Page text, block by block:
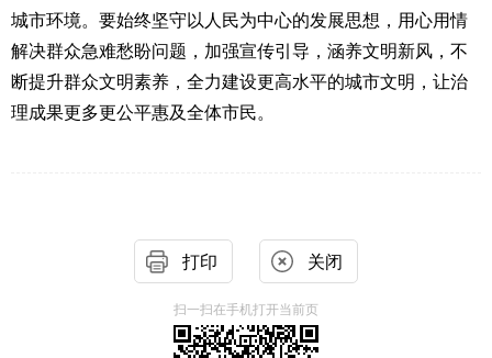
城市环境。要始终坚守以人民为中心的发展思想，用心用情
解决群众急难愁盼问题，加强宣传引导，涵养文明新风，不
断提升群众文明素养，全力建设更高水平的城市文明，让治
理成果更多更公平惠及全体市民。
打印 关闭
扫一扫在手机打开当前页